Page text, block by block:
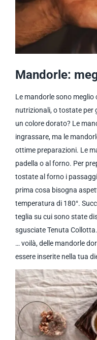
Mandorle:
Le mandorle sono meglio
nutrizionali, o tostate per
un colore dorato? Le
ingrassare, ma le
ottime preparazioni. Le
padella o al forno. Per
tostate al forno i
prima cosa bisogna
temperatura di 180°.
teglia su cui sono state
sgusciate Tenuta
… voilà, delle mandorle
essere inserite nella tua